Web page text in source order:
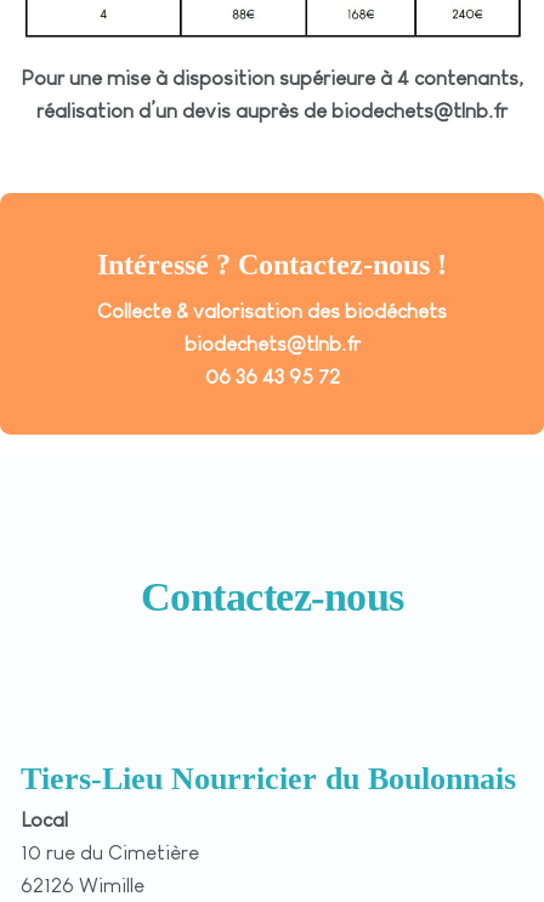
Pour une mise à disposition supérieure à 4 contenants,
réalisation d’un devis auprès de biodechets@tlnb.fr
Intéressé ? Contactez-nous !
Collecte & valorisation des biodéchets
biodechets@tlnb.fr
06 36 43 95 72
Contactez-nous
Tiers-Lieu Nourricier du Boulonnais
Local
10 rue du Cimetière
62126 Wimille